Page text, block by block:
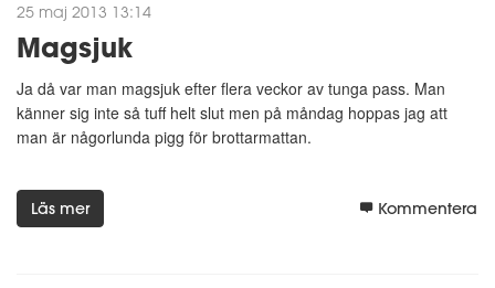
25 maj 2013 13:14
Magsjuk
Ja då var man magsjuk efter flera veckor av tunga pass. Man
känner sig inte så tuff helt slut men på måndag hoppas jag att
man är någorlunda pigg för brottarmattan.
Läs mer Kommentera